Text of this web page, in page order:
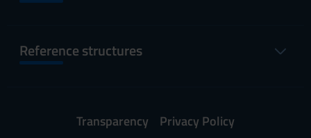
Reference structures
Transparency Privacy Policy